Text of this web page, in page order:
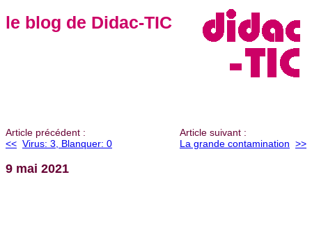
le blog de Didac-TIC
Article précédent :
<< Virus: 3, Blanquer: 0
Article suivant :
La grande contamination >>
9 mai 2021